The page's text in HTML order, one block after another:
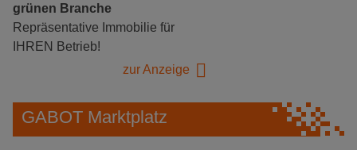
grünen Branche
Repräsentative Immobilie für
IHREN Betrieb!
zur Anzeige
GABOT Marktplatz